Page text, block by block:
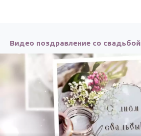
Видео поздравление со свадьбой